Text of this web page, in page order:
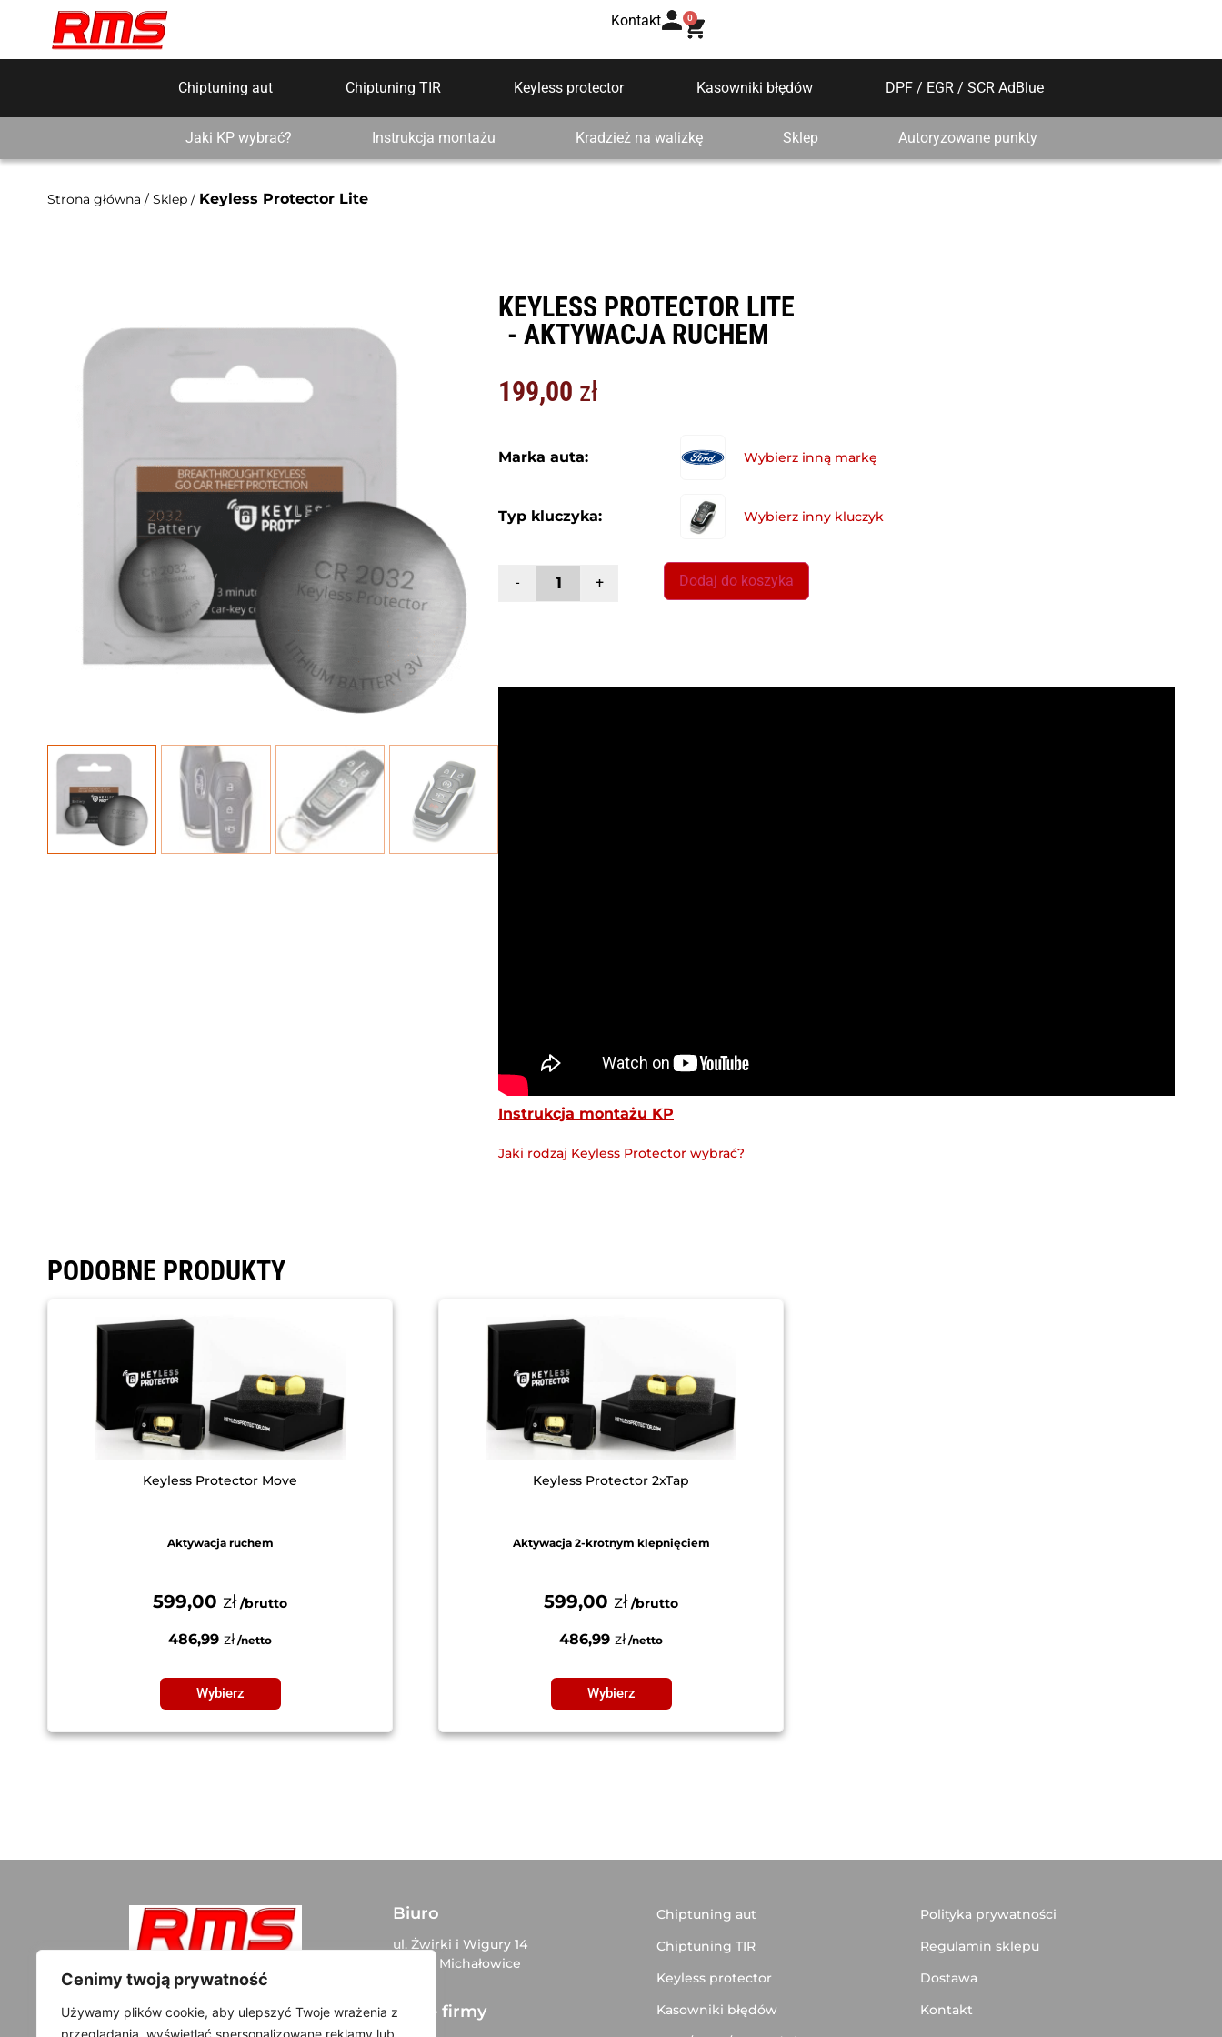
Cenimy twoją prywatność
Używamy plików cookie, aby ulepszyć Twoje wrażenia z
przeglądania, wyświetlać spersonalizowane reklamy lub
Kontakt 0
Chiptuning aut Chiptuning TIR Keyless protector Kasowniki błędów DPF / EGR / SCR AdBlue
Jaki KP wybrać? Instrukcja montażu Kradzież na walizkę Sklep Autoryzowane punkty
Strona główna / Sklep / Keyless Protector Lite
KEYLESS PROTECTOR LITE
- AKTYWACJA RUCHEM
199,00 zł
Marka auta:
Typ kluczyka:
- + Dodaj do koszyka
Instrukcja montażu KP
Jaki rodzaj Keyless Protector wybrać?
PODOBNE PRODUKTY
Keyless Protector Move
Aktywacja ruchem
599,00 zł
486,99 zł
Wybierz
Keyless Protector 2xTap
Aktywacja 2-krotnym klepnięciem
599,00 zł
486,99 zł
Wybierz
Szybki kontakt:
+48 500 300 108
info@rms-tuning.pl
Biuro
ul. Żwirki i Wigury 14
05–816 Michałowice
Dane firmy
Chiptuning aut
Chiptuning TIR
Keyless protector
Kasowniki błędów
Polityka prywatności
Regulamin sklepu
Dostawa
Kontakt